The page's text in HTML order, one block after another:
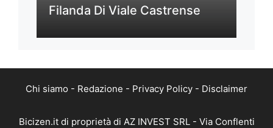
Filanda Di Viale Castrense
Chi siamo - Redazione - Privacy Policy - Disclaimer
Bicizen.it di proprietà di AZ INVEST SRL - Via Conflenti